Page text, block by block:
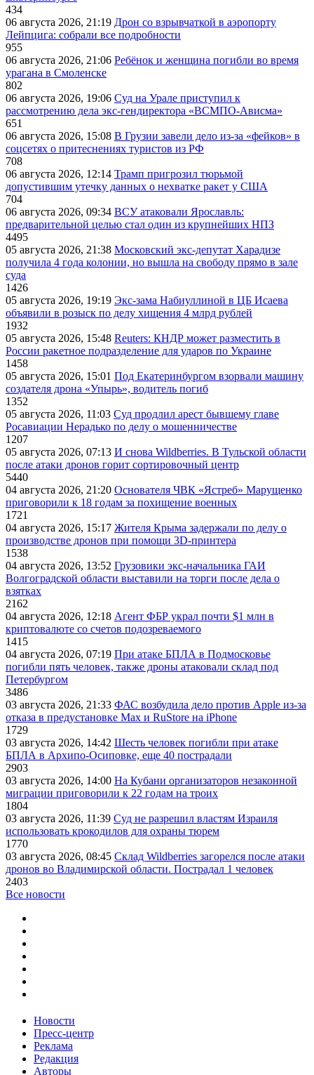
434
06 августа 2026, 21:19 Дрон со взрывчаткой в аэропорту
Лейпцига: собрали все подробности
955
06 августа 2026, 21:06 Ребёнок и женщина погибли во время
урагана в Смоленске
802
06 августа 2026, 19:06 Суд на Урале приступил к
рассмотрению дела экс-гендиректора «ВСМПО-Ависма»
651
06 августа 2026, 15:08 В Грузии завели дело из-за «фейков» в
соцсетях о притеснениях туристов из РФ
708
06 августа 2026, 12:14 Трамп пригрозил тюрьмой
допустившим утечку данных о нехватке ракет у США
704
06 августа 2026, 09:34 ВСУ атаковали Ярославль:
предварительной целью стал один из крупнейших НПЗ
4495
05 августа 2026, 21:38 Московский экс-депутат Харадизе
получила 4 года колонии, но вышла на свободу прямо в зале
суда
1426
05 августа 2026, 19:19 Экс-зама Набиуллиной в ЦБ Исаева
объявили в розыск по делу хищения 4 млрд рублей
1932
05 августа 2026, 15:48 Reuters: КНДР может разместить в
России ракетное подразделение для ударов по Украине
1458
05 августа 2026, 15:01 Под Екатеринбургом взорвали машину
создателя дрона «Упырь», водитель погиб
1352
05 августа 2026, 11:03 Суд продлил арест бывшему главе
Росавиации Нерадько по делу о мошенничестве
1207
05 августа 2026, 07:13 И снова Wildberries. В Тульской области
после атаки дронов горит сортировочный центр
5440
04 августа 2026, 21:20 Основателя ЧВК «Ястреб» Марущенко
приговорили к 18 годам за похищение военных
1721
04 августа 2026, 15:17 Жителя Крыма задержали по делу о
производстве дронов при помощи 3D‑принтера
1538
04 августа 2026, 13:52 Грузовики экс-начальника ГАИ
Волгоградской области выставили на торги после дела о
взятках
2162
04 августа 2026, 12:18 Агент ФБР украл почти $1 млн в
криптовалюте со счетов подозреваемого
1415
04 августа 2026, 07:19 При атаке БПЛА в Подмосковье
погибли пять человек, также дроны атаковали склад под
Петербургом
3486
03 августа 2026, 21:33 ФАС возбудила дело против Apple из-за
отказа в предустановке Max и RuStore на iPhone
1729
03 августа 2026, 14:42 Шесть человек погибли при атаке
БПЛА в Архипо-Осиповке, еще 40 пострадали
2903
03 августа 2026, 14:00 На Кубани организаторов незаконной
миграции приговорили к 22 годам на троих
1804
03 августа 2026, 11:39 Суд не разрешил властям Израиля
использовать крокодилов для охраны тюрем
1770
03 августа 2026, 08:45 Склад Wildberries загорелся после атаки
дронов во Владимирской области. Пострадал 1 человек
2403
Все новости
Новости
Пресс-центр
Реклама
Редакция
Авторы